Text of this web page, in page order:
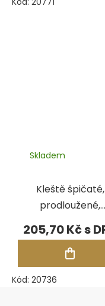
Kleště špičaté,
prodloužené,
izolované, 150
mm
Skladem
205,70 Kč
Kód: 20736